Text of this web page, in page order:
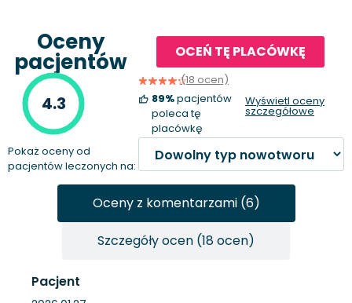
Oceny
pacjentów OCEŃ TĘ PLACÓWKĘ
4.3
(18 ocen)
89%pacjentów
poleca tę
placówkę
Wyświetl oceny
szczegółowe
Pokaż oceny od
pacjentów leczonych na:
Oceny z komentarzami (6)
Szczegóły ocen (18 ocen)
Pacjent